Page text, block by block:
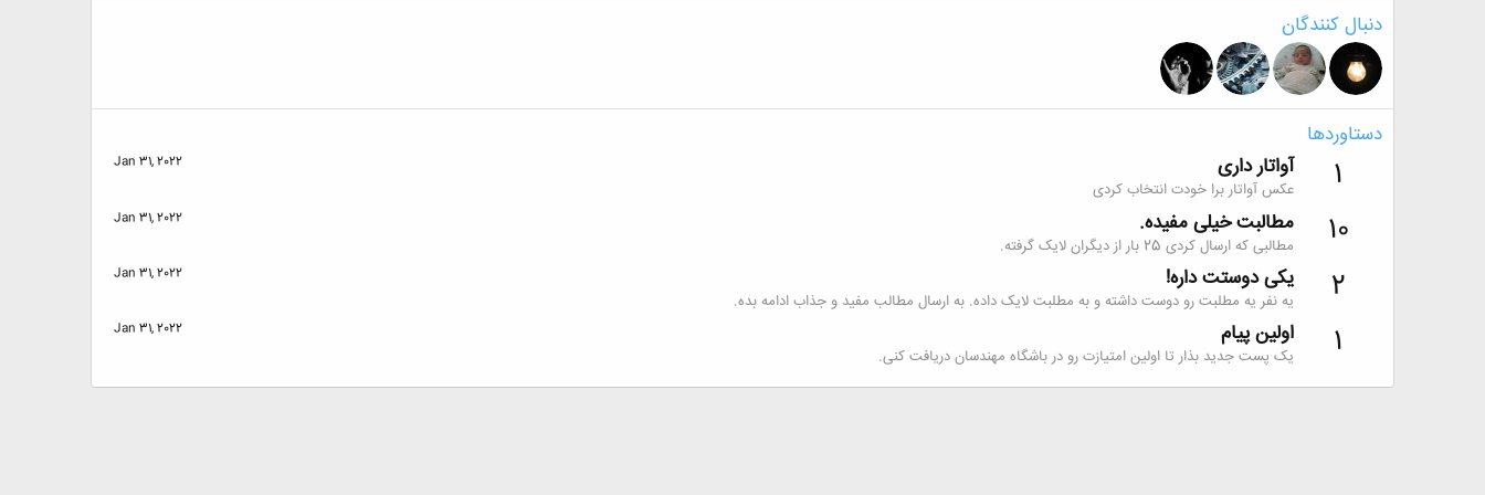
دنبال کنندگان
دستاوردها
1
Jan 31, 2022 آواتار داری
عکس آواتار برا خودت انتخاب کردی
10
Jan 31, 2022 مطالبت خیلی مفیده.
مطالبی که ارسال کردی 25 بار از دیگران لایک گرفته.
2
Jan 31, 2022 یکی دوستت داره!
یه نفر یه مطلبت رو دوست داشته و به مطلبت لایک داده. به ارسال مطالب مفید و جذاب ادامه بده.
1
Jan 31, 2022 اولین پیام
یک پست جدید بذار تا اولین امتیازت رو در باشگاه مهندسان دریافت کنی.